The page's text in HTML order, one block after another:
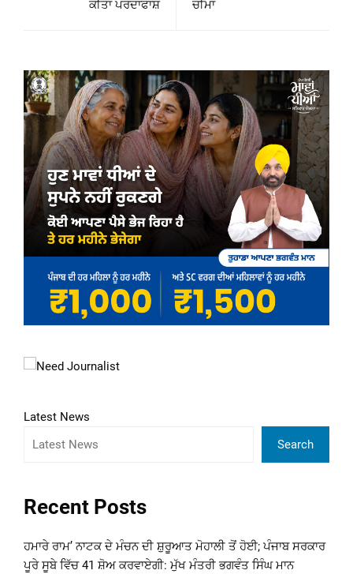
ਕੀਤਾ ਪਰਦਾਫਾਸ਼
ਚੀਮਾ
Latest News
Search
Recent Posts
ਹਮਾਰੇ ਰਾਮ’ ਨਾਟਕ ਦੇ ਮੰਚਨ ਦੀ ਸ਼ੁਰੂਆਤ ਮੋਹਾਲੀ ਤੋਂ ਹੋਈ; ਪੰਜਾਬ ਸਰਕਾਰ
ਪੂਰੇ ਸੂਬੇ ਵਿੱਚ 41 ਸ਼ੋਅ ਕਰਵਾਏਗੀ: ਮੁੱਖ ਮੰਤਰੀ ਭਗਵੰਤ ਸਿੰਘ ਮਾਨ